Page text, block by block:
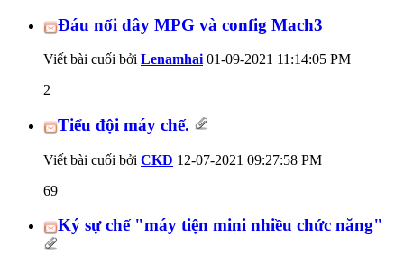
Đáu nối dây MPG và config Mach3
Viết bài cuối bởi Lenamhai 01-09-2021 11:14:05 PM
2
Tiểu đội máy chế.
Viết bài cuối bởi CKD 12-07-2021 09:27:58 PM
69
Ký sự chế "máy tiện mini nhiều chức năng"